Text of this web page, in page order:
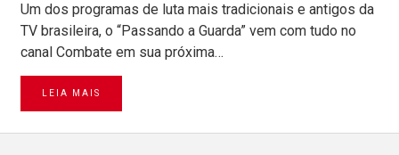
Um dos programas de luta mais tradicionais e antigos da
TV brasileira, o “Passando a Guarda” vem com tudo no
canal Combate em sua próxima…
LEIA MAIS